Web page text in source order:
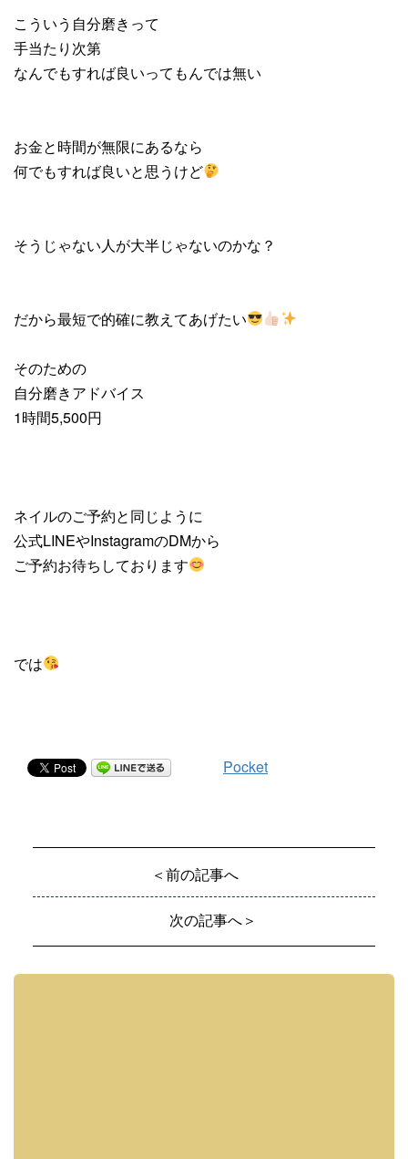
こういう自分磨きって
手当たり次第
なんでもすれば良いってもんでは無い
お金と時間が無限にあるなら
何でもすれば良いと思うけど
そうじゃない人が大半じゃないのかな？
だから最短で的確に教えてあげたい
そのための
自分磨きアドバイス
1時間5,500円
ネイルのご予約と同じように
公式LINEやInstagramのDMから
ご予約お待ちしております
では
Pocket
＜前の記事へ
次の記事へ＞